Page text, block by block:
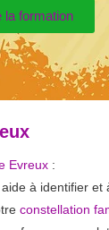
la formation
Evreux :
à identifier et
constellation